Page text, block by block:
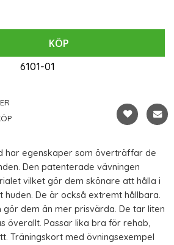
KÖP
6101-01
har egenskaper som överträffar de
Den patenterade vävningen
vilket gör dem skönare att hålla i
huden. De är också extremt hållbara.
gör dem än mer prisvärda. De tar liten
överallt. Passar lika bra för rehab,
Träningskort med övningsexempel